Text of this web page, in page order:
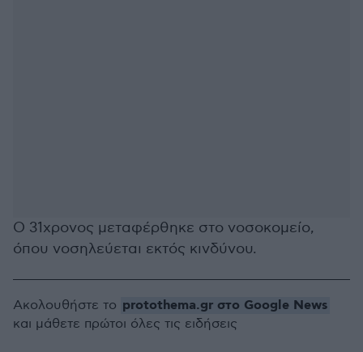
Ο 31χρονος μεταφέρθηκε στο νοσοκομείο,
όπου νοσηλεύεται εκτός κινδύνου.
Ακολουθήστε το protothema.gr στο Google News
και μάθετε πρώτοι όλες τις ειδήσεις